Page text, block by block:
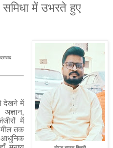
में उभरते हुए
देखने में
,
में
तक
आधुनिक